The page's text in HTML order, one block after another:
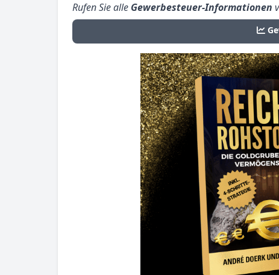
Rufen Sie alle Gewerbesteuer-Informationen